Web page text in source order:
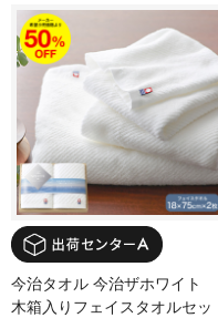
今治タオル 今治ザホワイト
木箱入りフェイスタオルセッ